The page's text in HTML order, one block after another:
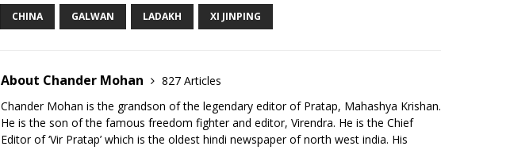
CHINA GALWAN LADAKH XI JINPING
About Chander Mohan
827 Articles
Chander Mohan is the grandson of the legendary editor of Pratap, Mahashya Krishan.
He is the son of the famous freedom fighter and editor, Virendra. He is the Chief
Editor of ‘Vir Pratap’ which is the oldest hindi newspaper of north west india. His